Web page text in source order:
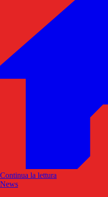
Continua la lettura
News